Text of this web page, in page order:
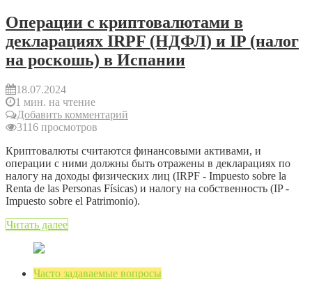
Операции с криптовалютами в
декларациях IRPF (НДФЛ) и IP (налог
на роскошь) в Испании
18.07.2024
1 мин. на чтение
Добавить комментарий
3116 просмотров
Криптовалюты считаются финансовыми активами, и
операции с ними должны быть отражены в декларациях по
налогу на доходы физических лиц (IRPF - Impuesto sobre la
Renta de las Personas Físicas) и налогу на собственность (IP -
Impuesto sobre el Patrimonio).
Читать далее
Часто задаваемые вопросы